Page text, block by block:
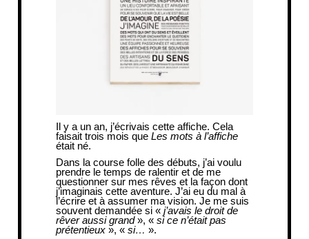
Il y a un an, j’écrivais cette affiche. Cela
faisait trois mois que Les mots à l’affiche
était né.
Dans la course folle des débuts, j’ai voulu
prendre le temps de ralentir et de me
questionner sur mes rêves et la façon dont
j’imaginais cette aventure. J’ai eu du mal à
l’écrire et à assumer ma vision. Je me suis
souvent demandée si « j’avais le droit de
rêver aussi grand», « si ce n’était pas
prétentieux », « si… ».